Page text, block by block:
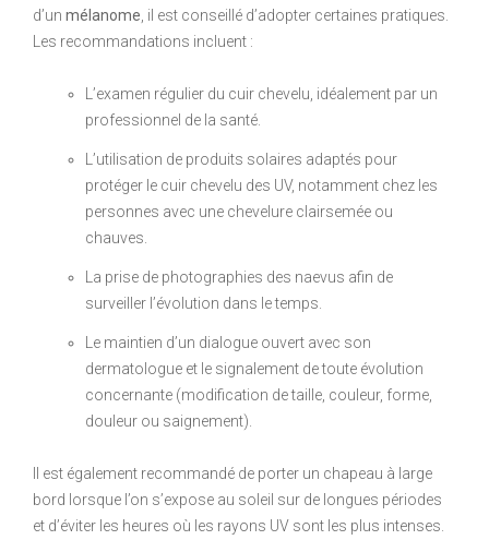
d’un mélanome , il est conseillé d’adopter certaines pratiques.
Les recommandations incluent :
L’examen régulier du cuir chevelu, idéalement par un
professionnel de la santé.
L’utilisation de produits solaires adaptés pour
protéger le cuir chevelu des UV, notamment chez les
personnes avec une chevelure clairsemée ou
chauves.
La prise de photographies des naevus afin de
surveiller l’évolution dans le temps.
Le maintien d’un dialogue ouvert avec son
dermatologue et le signalement de toute évolution
concernante (modification de taille, couleur, forme,
douleur ou saignement).
Il est également recommandé de porter un chapeau à large
bord lorsque l’on s’expose au soleil sur de longues périodes
et d’éviter les heures où les rayons UV sont les plus intenses.